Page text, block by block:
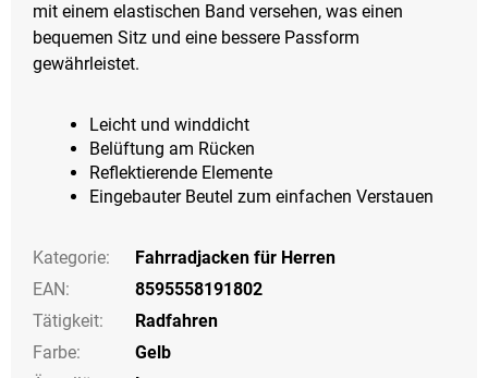
mit einem elastischen Band versehen, was einen
bequemen Sitz und eine bessere Passform
gewährleistet.
Leicht und winddicht
Belüftung am Rücken
Reflektierende Elemente
Eingebauter Beutel zum einfachen Verstauen
Kategorie:
Fahrradjacken für Herren
EAN:
8595558191802
Tätigkeit:
Radfahren
Farbe:
Gelb